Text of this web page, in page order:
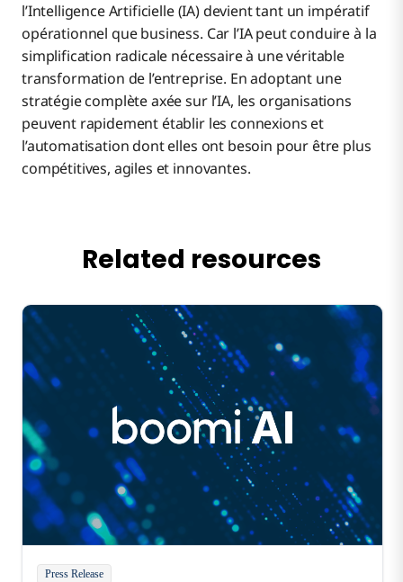
l’Intelligence Artificielle (IA) devient tant un impératif
opérationnel que business. Car l’IA peut conduire à la
simplification radicale nécessaire à une véritable
transformation de l’entreprise. En adoptant une
stratégie complète axée sur l’IA, les organisations
peuvent rapidement établir les connexions et
l’automatisation dont elles ont besoin pour être plus
compétitives, agiles et innovantes.
Related resources
Press Release